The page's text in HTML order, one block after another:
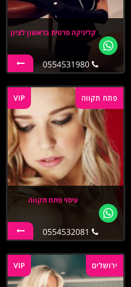
קליניקה פרטית בראשון לציון
0554531980
VIP פתח תקווה
עיסוי פתח תקווה
VIP ירושלים